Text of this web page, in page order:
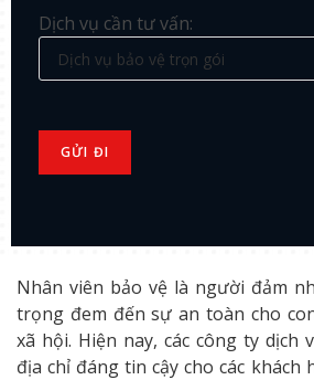
Dịch vụ cần tư vấn:
Nhân viên bảo vệ là người đảm
trọng đem đến sự an toàn cho
xã hội. Hiện nay, các công ty dịch
địa chỉ đáng tin cậy cho các khách